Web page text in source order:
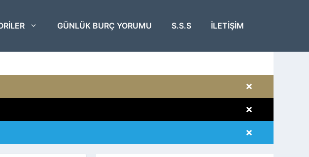
GÜNLÜK BURÇ YORUMU S.S.S İLETIŞIM
×
×
×